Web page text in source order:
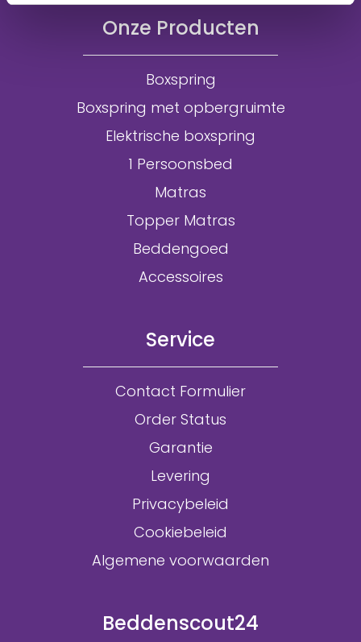
Onze Producten
Boxspring
Boxspring met opbergruimte
Elektrische boxspring
1 Persoonsbed
Matras
Topper Matras
Beddengoed
Accessoires
Service
Contact Formulier
Order Status
Garantie
Levering
Privacybeleid
Cookiebeleid
Algemene voorwaarden
Beddenscout24